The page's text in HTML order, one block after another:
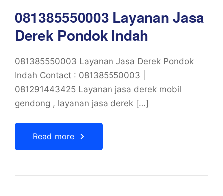
081385550003 Layanan Jasa
Derek Pondok Indah
081385550003 Layanan Jasa Derek Pondok
Indah Contact : 081385550003 |
081291443425 Layanan jasa derek mobil
gendong , layanan jasa derek […]
Read more